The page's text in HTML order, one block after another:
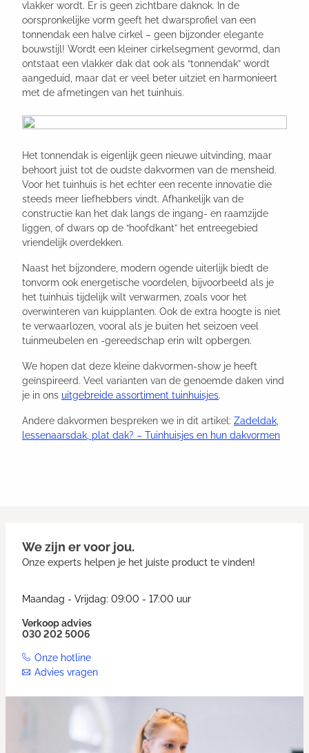
vlakker wordt. Er is geen zichtbare daknok. In de
oorspronkelijke vorm geeft het dwarsprofiel van een
tonnendak een halve cirkel – geen bijzonder elegante
bouwstijl! Wordt een kleiner cirkelsegment gevormd, dan
ontstaat een vlakker dak dat ook als “tonnendak” wordt
aangeduid, maar dat er veel beter uitziet en harmonieert
met de afmetingen van het tuinhuis.
Het tonnendak is eigenlijk geen nieuwe uitvinding, maar
behoort juist tot de oudste dakvormen van de mensheid.
Voor het tuinhuis is het echter een recente innovatie die
steeds meer liefhebbers vindt. Afhankelijk van de
constructie kan het dak langs de ingang- en raamzijde
liggen, of dwars op de “hoofdkant” het entreegebied
vriendelijk overdekken.
Naast het bijzondere, modern ogende uiterlijk biedt de
tonvorm ook energetische voordelen, bijvoorbeeld als je
het tuinhuis tijdelijk wilt verwarmen, zoals voor het
overwinteren van kuipplanten. Ook de extra hoogte is niet
te verwaarlozen, vooral als je buiten het seizoen veel
tuinmeubelen en -gereedschap erin wilt opbergen.
We hopen dat deze kleine dakvormen-show je heeft
geïnspireerd. Veel varianten van de genoemde daken vind
je in ons uitgebreide assortiment tuinhuisjes.
Andere dakvormen bespreken we in dit artikel: Zadeldak,
lessenaarsdak, plat dak? – Tuinhuisjes en hun dakvormen
We zijn er voor jou.
Onze experts helpen je het juiste product te vinden!
Maandag - Vrijdag: 09:00 - 17:00 uur
Verkoop advies
030 202 5006
Onze hotline
Advies vragen